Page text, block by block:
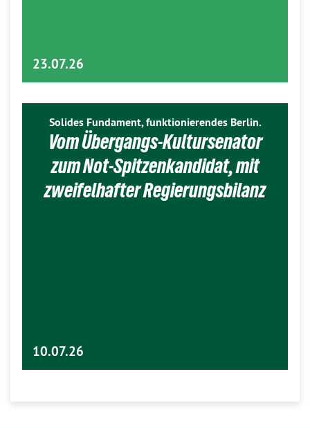
23.07.26
Solides Fundament, funktionierendes Berlin.
Vom Übergangs-Kultursenator
zum Not-Spitzenkandidat, mit
zweifelhafter Regierungsbilanz
10.07.26